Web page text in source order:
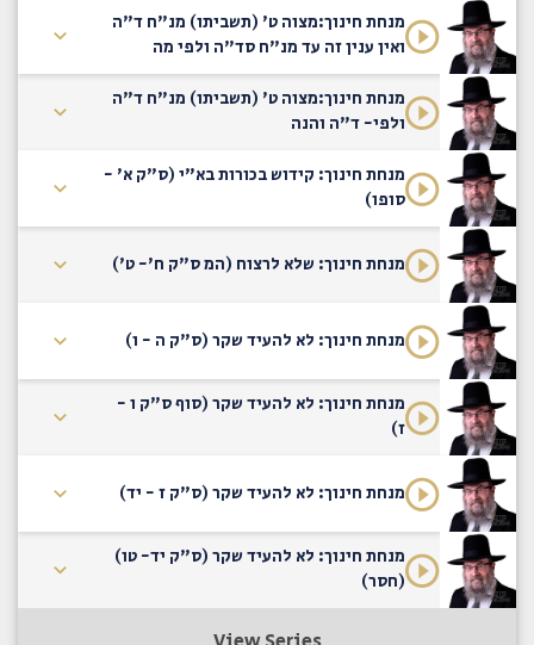
מנחת חינוך:מצוה ט' (תשביתו) מנ"ח ד"ה
ואין ענין זה עד מנ"ח סד"ה ולפי מה
מנחת חינוך:מצוה ט' (תשביתו) מנ"ח ד"ה
ולפי- ד"ה והנה
מנחת חינוך: קידוש בכורות בא"י (ס"ק א' -
סופו)
מנחת חינוך: שלא לרצוח (המ ס"ק ח'- ט')
מנחת חינוך: לא להעיד שקר (ס"ק ה - ו)
מנחת חינוך: לא להעיד שקר (סוף ס"ק ו -
ז)
מנחת חינוך: לא להעיד שקר (ס"ק ז - יד)
מנחת חינוך: לא להעיד שקר (ס"ק יד- טו)
(חסר)